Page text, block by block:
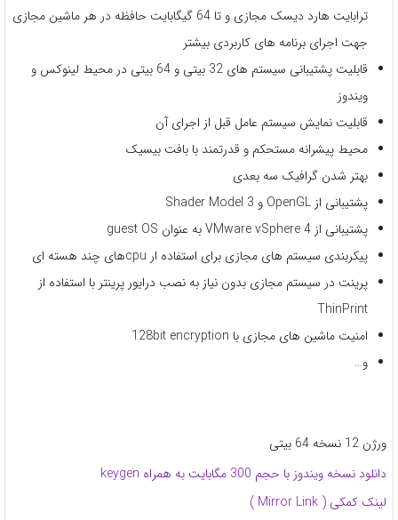
ترابایت هارد دیسک مجازی و تا 64 گیگابایت حافظه در هر ماشین مجازی
جهت اجرای برنامه های کاربردی بیشتر
قابلیت پشتیبانی سیستم های 32 بیتی و 64 بیتی در محیط لینوکس و
ویندوز
قابلیت نمایش سیستم عامل قبل از اجرای آن
محیط پیشرانه مستحکم و قدرتمند با بافت بیسیک
بهتر شدن گرافیک سه بعدی
پشتیبانی از OpenGL و Shader Model 3
پشتیبانی از VMware vSphere 4 به عنوان guest OS
پیکربندی سیستم های مجازی برای استفاده ار cpuهای چند هسته ای
پرینت در سیستم مجازی بدون نیاز به نصب درایور پرینتر با استفاده از
ThinPrint
امنیت ماشین های مجازی با 128bit encryption
و…
ورژن 12 نسخه 64 بیتی
دانلود نسخه ویندوز با حجم 300 مگابایت به همراه keygen
لینک کمکی ( Mirror Link )